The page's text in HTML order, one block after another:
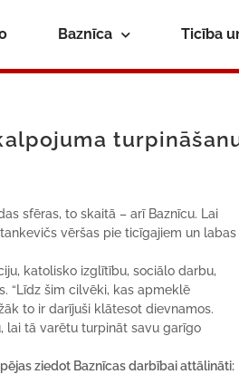
Baznīca Ticība
sfēras, to skaitā – arī Baznīcu. Lai
vēršas pie ticīgajiem un labas
katolisko izglītību, sociālo darbu,
“Līdz šim cilvēki, kas apmeklē
to ir darījuši klātesot dievnamos.
lai tā varētu turpināt savu garīgo
ziedot Baznīcas darbībai attālināti: